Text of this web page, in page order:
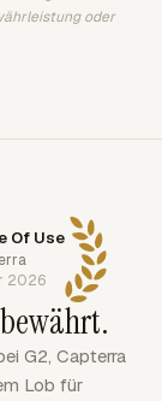
oder
Of Use
2026
G2, Capterra
Lob für